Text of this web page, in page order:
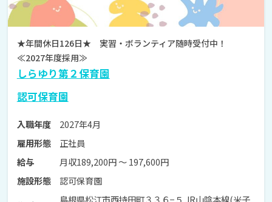
★年間休日126日★ 実習・ボランティア随時受付中！
≪2027年度採用≫
しらゆり第２保育園
認可保育園
入職年度
2027年4月
雇用形態
正社員
給与
月収189,200円 〜 197,600円
施設形態
認可保育園
島根県松江市西持田町３３６−５ JR山陰本線(米子